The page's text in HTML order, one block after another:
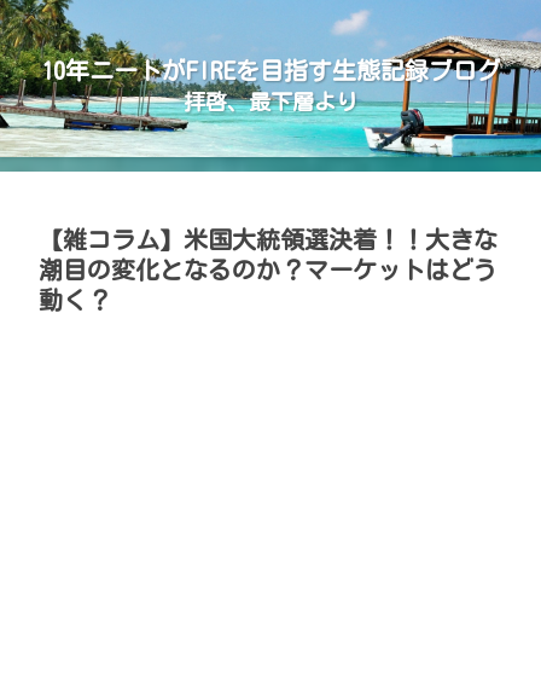
10年ニートがFIREを目指す生態記録ブログ
拝啓、最下層より
【雑コラム】米国大統領選決着！！大きな
潮目の変化となるのか？マーケットはどう
動く？